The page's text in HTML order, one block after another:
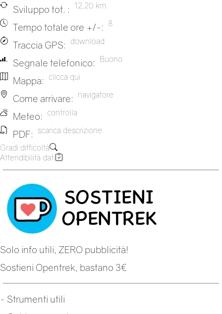
Sviluppo tot. : 12,20 km.
Tempo totale ore +/-: 8
Traccia GPS: download
Segnale telefonico: Buono
Mappa: clicca qui
Come arrivare: navigatore
Meteo: controlla
PDF: scarica descrizione
Gradi difficoltà
Attendibilità dati
Solo info utili, ZERO pubblicità!
Sostieni Opentrek, bastano 3€
- Strumenti utili